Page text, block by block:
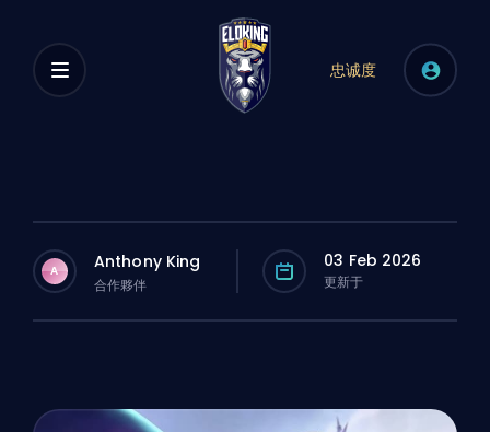
忠诚度
A Anthony King
合作夥伴
03 Feb 2026
更新于